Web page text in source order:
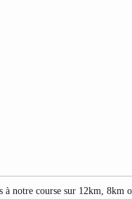
à notre course sur 12km, 8km